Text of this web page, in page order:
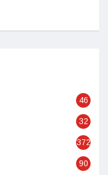
46
32
372
90